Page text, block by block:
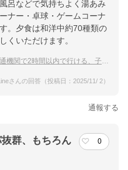
呂などで気持ちよく湯あみ
ナー・卓球・ゲームコーナ
。夕食は和洋中約70種類の
くいただけます。
間以内で行ける、子連れで泊まれる宿を探してます
さんの回答（投稿日：2025/11/ 2）
通報する
群、もちろん
0